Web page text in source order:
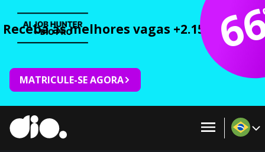
Receba as melhores vagas +2.150 cursos
MATRICULE-SE AGORA